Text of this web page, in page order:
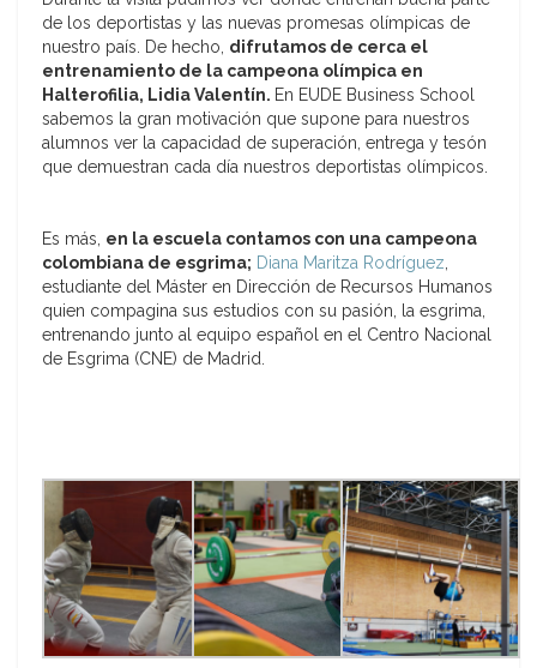
de los deportistas y las nuevas promesas olímpicas de
nuestro país. De hecho, difrutamos de cerca el
entrenamiento de la campeona olímpica en
Halterofilia, Lidia Valentín. En EUDE Business School
sabemos la gran motivación que supone para nuestros
alumnos ver la capacidad de superación, entrega y tesón
que demuestran cada día nuestros deportistas olímpicos.
Es más, en la escuela contamos con una campeona
colombiana de esgrima; Diana Maritza Rodríguez,
estudiante del Máster en Dirección de Recursos Humanos
quien compagina sus estudios con su pasión, la esgrima,
entrenando junto al equipo español en el Centro Nacional
de Esgrima (CNE) de Madrid.